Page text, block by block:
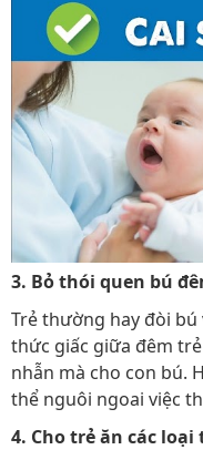
3. Bỏ thói quen bú
Trẻ thường hay đòi bú
thức giấc giữa đêm
nhẫn mà cho con bú.
thể nguôi ngoai việc
4. Cho trẻ ăn các